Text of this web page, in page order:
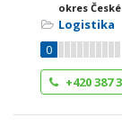
okres
Logistika
0
+420 387